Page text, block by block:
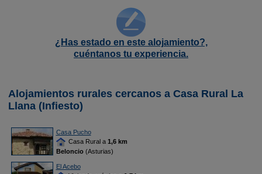
¿Has estado en este alojamiento?,
cuéntanos tu experiencia.
Alojamientos rurales cercanos a Casa Rural La
Llana (Infiesto)
Casa Pucho
Casa Rural a 1,6 km
Beloncio(Asturias)
El Acebo